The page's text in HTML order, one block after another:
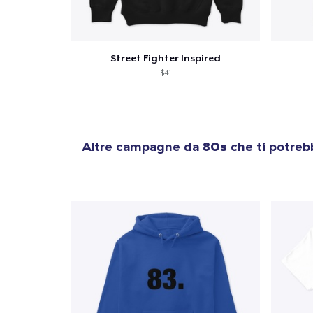
Street Fighter Inspired
$41
Altre campagne da 80s che ti